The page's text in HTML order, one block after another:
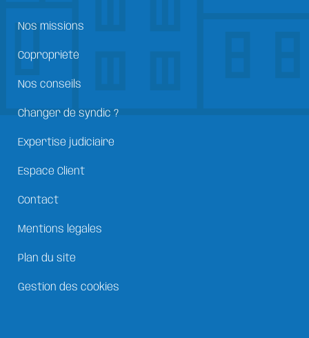
Nos missions
Copropriété
Nos conseils
Changer de syndic ?
Expertise judiciaire
Espace Client
Contact
Mentions légales
Plan du site
Gestion des cookies